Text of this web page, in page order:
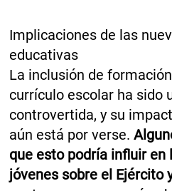
Implicaciones de las
educativas
La inclusión de
currículo escolar ha sido
controvertida, y su
aún está por verse.
que esto podría influir en
jóvenes sobre el Ejército